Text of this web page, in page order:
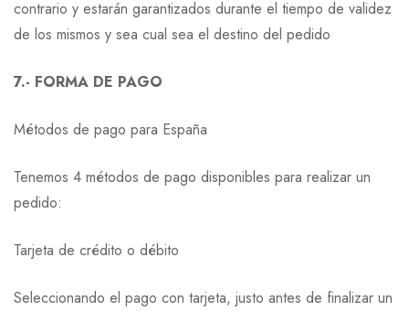
contrario y estarán garantizados durante el tiempo de validez
de los mismos y sea cual sea el destino del pedido
7.- FORMA DE PAGO
Métodos de pago para España
Tenemos 4 métodos de pago disponibles para realizar un
pedido:
Tarjeta de crédito o débito
Seleccionando el pago con tarjeta, justo antes de finalizar un